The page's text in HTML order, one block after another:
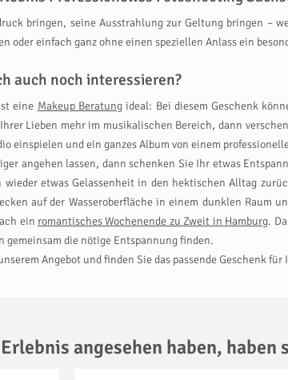
bringen, seine Ausstrahlung zur Geltung bringen –
oder einfach ganz ohne einen speziellen Anlass ein
auch noch interessieren?
eine Makeup Beratungideal: Bei diesem Geschenk
Lieben mehr im musikalischen Bereich, dann
einspielen und ein ganzes Album von einem
angehen lassen, dann schenken Sie Ihr etwas
etwas Gelassenheit in den hektischen Alltag
auf der Wasseroberfläche in einem dunklen Raum
ein romantisches Wochenende zu Zweit in Hamburg.
gemeinsam die nötige Entspannung finden.
Angebot und finden Sie das passende Geschenk für
angesehen haben, haben